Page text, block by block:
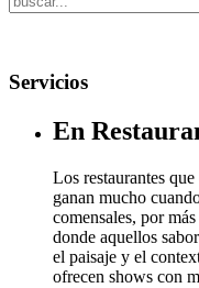
Servicios
En
Los restaurantes
ganan mucho
comensales, por
donde aquellos
el paisaje y el
ofrecen shows con